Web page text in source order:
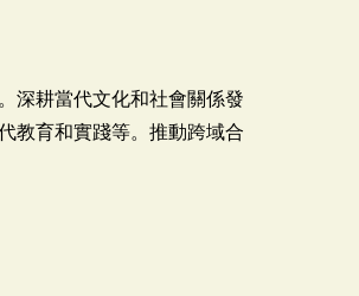
深耕當代文化和社會關係發
教育和實踐等。推動跨域合